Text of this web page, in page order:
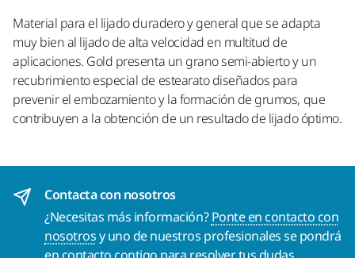
Material para el lijado duradero y general que se adapta
muy bien al lijado de alta velocidad en multitud de
aplicaciones. Gold presenta un grano semi-abierto y un
recubrimiento especial de estearato diseñados para
prevenir el embozamiento y la formación de grumos, que
contribuyen a la obtención de un resultado de lijado óptimo.
Contacta con nosotros
¿Necesitas más información?Ponte en contacto con
nosotrosy uno de nuestros profesionales se pondrá